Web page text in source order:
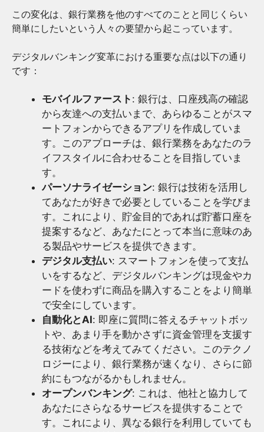
この変化は、銀行業務を他のすべてのことと同じくらい
簡単にしたいという人々の要望から起こっています。
デジタルバンキング変革における重要な点は以下の通り
です：
モバイルファースト : 銀行は、口座残高の確認
から友達への支払いまで、あらゆることがスマ
ートフォンからできるアプリを作成していま
す。このアプローチは、銀行業務をあなたのラ
イフスタイルに合わせることを目指していま
す。
パーソナライゼーション: 銀行は技術を活用し
てあなたが好きで必要としていることを学びま
す。これにより、貯金目的であれば貯蓄口座を
提案するなど、あなたにとって本当に意味のあ
る製品やサービスを提供できます。
デジタル支払い: スマートフォンを使って支払
いをするなど、デジタルバンキングは現金やカ
ードを使わずに商品を購入することをより簡単
で安全にしています。
自動化とAI: 即座に質問に答えるチャットボッ
トや、あまり手を動かさずに資金管理を支援す
る技術などを考えてみてください。このテクノ
ロジーにより、銀行業務が速くなり、さらに節
約にもつながるかもしれません。
オープンバンキング: これは、他社と協力して
あなたにさらなるサービスを提供することで
す。これにより、異なる銀行を利用していても